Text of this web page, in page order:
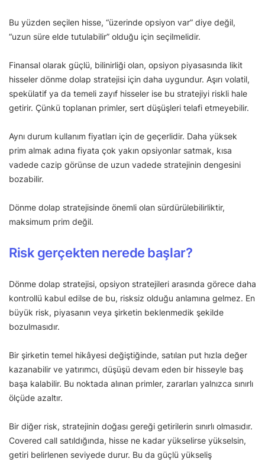
Bu yüzden seçilen hisse, “üzerinde opsiyon var” diye değil,
“uzun süre elde tutulabilir” olduğu için seçilmelidir.
Finansal olarak güçlü, bilinirliği olan, opsiyon piyasasında likit
hisseler dönme dolap stratejisi için daha uygundur. Aşırı volatil,
spekülatif ya da temeli zayıf hisseler ise bu stratejiyi riskli hale
getirir. Çünkü toplanan primler, sert düşüşleri telafi etmeyebilir.
Aynı durum kullanım fiyatları için de geçerlidir. Daha yüksek
prim almak adına fiyata çok yakın opsiyonlar satmak, kısa
vadede cazip görünse de uzun vadede stratejinin dengesini
bozabilir.
Dönme dolap stratejisinde önemli olan sürdürülebilirliktir,
maksimum prim değil.
Risk gerçekten nerede başlar?
Dönme dolap stratejisi, opsiyon stratejileri arasında görece daha
kontrollü kabul edilse de bu, risksiz olduğu anlamına gelmez. En
büyük risk, piyasanın veya şirketin beklenmedik şekilde
bozulmasıdır.
Bir şirketin temel hikâyesi değiştiğinde, satılan put hızla değer
kazanabilir ve yatırımcı, düşüşü devam eden bir hisseyle baş
başa kalabilir. Bu noktada alınan primler, zararları yalnızca sınırlı
ölçüde azaltır.
Bir diğer risk, stratejinin doğası gereği getirilerin sınırlı olmasıdır.
Covered call satıldığında, hisse ne kadar yükselirse yükselsin,
getiri belirlenen seviyede durur. Bu da güçlü yükseliş